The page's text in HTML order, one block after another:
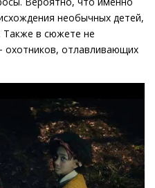
необычных детей,
Также в сюжете не
охотников, отлавливающих